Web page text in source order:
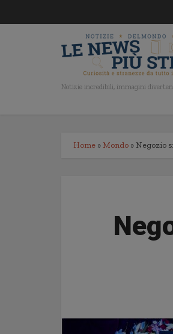
Notizie incredibili, immagini
Home » Mondo » Negozio